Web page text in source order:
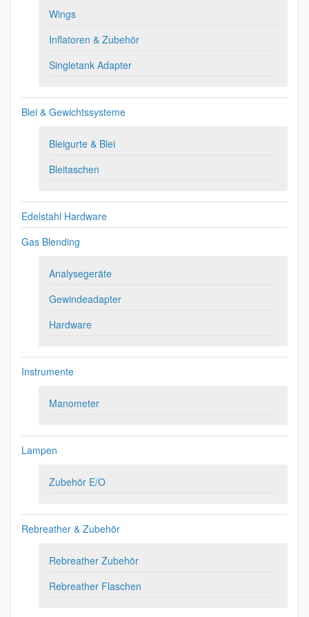
Wings
Inflatoren & Zubehör
Singletank Adapter
Blei & Gewichtssysteme
Bleigurte & Blei
Bleitaschen
Edelstahl Hardware
Gas Blending
Analysegeräte
Gewindeadapter
Hardware
Instrumente
Manometer
Lampen
Zubehör E/O
Rebreather & Zubehör
Rebreather Zubehör
Rebreather Flaschen